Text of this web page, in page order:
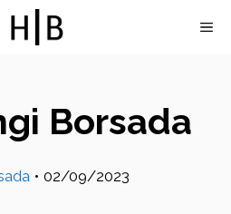
Borsada
• 02/09/2023